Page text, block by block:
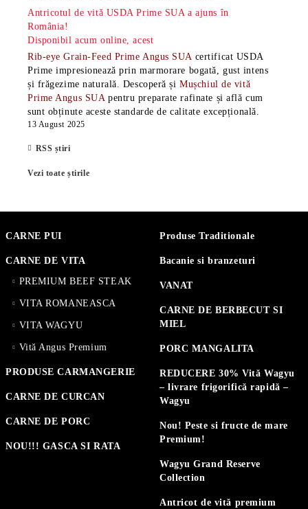
Antricotul de vită USDA Prime SUA a ajuns în
România!
Disponibil acum online, acest
Rib-eye Grain-Feed Prime Angus SUA certificat USDA
Prime impresionează prin marmorare bogată, gust intens
și frăgezime naturală. Descoperă șiMușchiul de vită
Prime Angus SUA pentru preparate rafinate și află cum
sunt obținute aceste standarde de calitate excepțională.
13 August 2025
RSS știri
Vezi toate știrile
CARNE PUI
CARNE DE VITA
PREMIUM BEEF STEAK
VITA ROMANEASCA
VITA WAGYU
Vită Angus Premium
PRODUSE CARMANGERIE
CARNE DE CURCAN
CARNE DE PORC
NOU!!! GASCA SI RATA
Produse Traditionale
Bacanie si branzeturi
VANAT
CARNE DE BERBECUT SI
MIEL
PORC MANGALITA
REDUCERE 30% Vită Wagyu
– livrare frigorifică rapidă –
Wagyu
Nou! Peste si fructe de mare
Premium!
Wagyu Grand Reserve
Collection
Antricot de vită premium